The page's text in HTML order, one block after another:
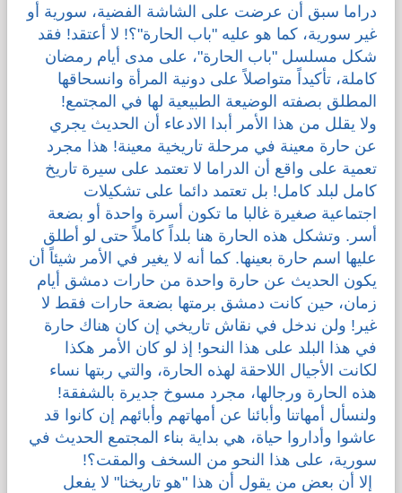
دراما سبق أن عرضت على الشاشة الفضية، سورية أو
غير سورية، كما هو عليه "باب الحارة"؟! لا أعتقد! فقد
شكل مسلسل "باب الحارة"، على مدى أيام رمضان
كاملة، تأكيداً متواصلاً على دونية المرأة وانسحاقها
المطلق بصفته الوضيعة الطبيعية لها في المجتمع!
ولا يقلل من هذا الأمر أبدا الادعاء أن الحديث يجري
عن حارة معينة في مرحلة تاريخية معينة! هذا مجرد
تعمية على واقع أن الدراما لا تعتمد على سيرة تاريخ
كامل لبلد كامل! بل تعتمد دائما على تشكيلات
اجتماعية صغيرة غالبا ما تكون أسرة واحدة أو بضعة
أسر. وتشكل هذه الحارة هنا بلداً كاملاً حتى لو أطلق
عليها اسم حارة بعينها. كما أنه لا يغير في الأمر شيئاً أن
يكون الحديث عن حارة واحدة من حارات دمشق أيام
زمان، حين كانت دمشق برمتها بضعة حارات فقط لا
غير! ولن ندخل في نقاش تاريخي إن كان هناك حارة
في هذا البلد على هذا النحو! إذ لو كان الأمر هكذا
لكانت الأجيال اللاحقة لهذه الحارة، والتي ربتها نساء
هذه الحارة ورجالها، مجرد مسوخ جديرة بالشفقة!
ولنسأل أمهاتنا وأبائنا عن أمهاتهم وأبائهم إن كانوا قد
عاشوا وأداروا حياة، هي بداية بناء المجتمع الحديث في
سورية، على هذا النحو من السخف والمقت؟!
إلا أن بعض من يقول أن هذا "هو تاريخنا" لا يفعل